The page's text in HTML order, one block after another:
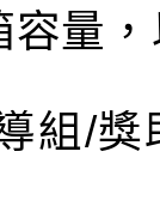
容量
組/